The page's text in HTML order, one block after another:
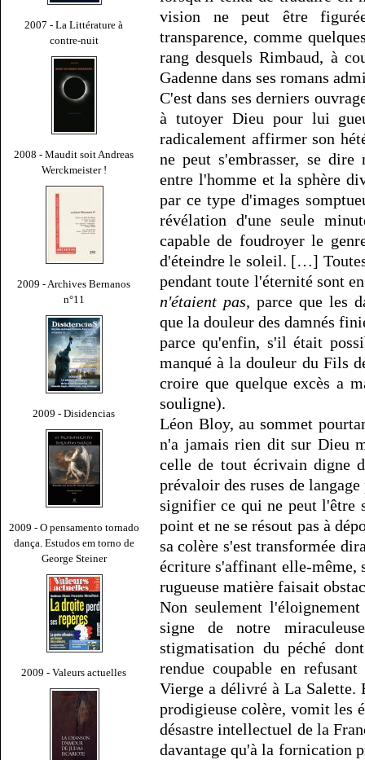
2007 - La Littérature à
contre-nuit
2008 - Maudit soit Andreas
Werckmeister !
2009 - Archives Bernanos
n°11
2009 - Disidencias
2009 - O pensamento tornado
dança. Estudos em torno de
George Steiner
2009 - Valeurs actuelles
vision ne peut être
transparence, comme
rang desquels Rimbaud, à
Gadenne dans ses romans
C'est dans ses derniers
à tutoyer Dieu pour lui
radicalement affirmer son
ne peut s'embrasser, se
entre l'homme et la sphère
par ce type d'images
révélation d'une seule
capable de foudroyer le
d'éteindre le soleil. […]
pendant toute l'éternité sont
n'étaient pas, parce que les
que la douleur des damnés
parce qu'enfin, s'il était
manqué à la douleur du Fils
croire que quelque excès a
souligne).
Léon Bloy, au sommet
n'a jamais rien dit sur Dieu
celle de tout écrivain digne
prévaloir des ruses de
signifier ce qui ne peut l'être
point et ne se résout pas à
sa colère s'est transformée
écriture s'affinant elle-même,
rugueuse matière faisait
Non seulement
signe de notre
stigmatisation du péché
rendue coupable en
Vierge a délivré à La Salette.
prodigieuse colère, vomit les
désastre intellectuel de la
davantage qu'à la fornication